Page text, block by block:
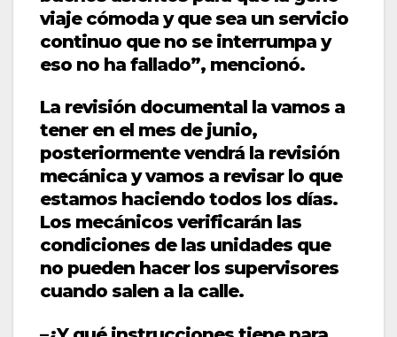
viaje cómoda y que sea un servicio
continuo que no se interrumpa y
eso no ha fallado”, mencionó.
La revisión documental la vamos a
tener en el mes de junio,
posteriormente vendrá la revisión
mecánica y vamos a revisar lo que
estamos haciendo todos los días.
Los mecánicos verificarán las
condiciones de las unidades que
no pueden hacer los supervisores
cuando salen a la calle.